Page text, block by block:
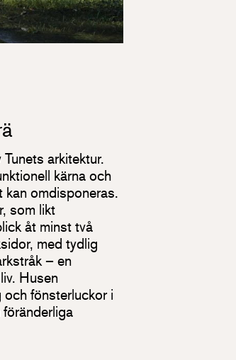
arkitektur.
kärna och
omdisponeras.
som likt
åt minst två
med tydlig
– en
Husen
och fönsterluckor i